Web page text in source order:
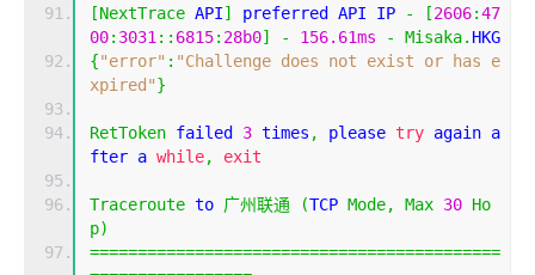
[NextTrace API] preferred API IP - [2606:47
00: 3031 :: 6815: 28b0] - 156.61ms - Misaka. HKG
{"error" : "Challenge does not exist or has e
xpired"}
RetToken failed 3 times , please try again a
fter a while, exit
Traceroute to 广州联通 (TCP Mode, Max 30 Ho
p)
===========================================